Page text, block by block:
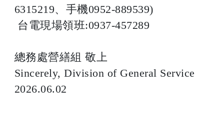
6315219、手機0952-889539)
台電現場領班:0937-457289
總務處營繕組 敬上
Sincerely, Division of General Service
2026.06.02